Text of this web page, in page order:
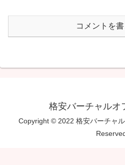
コメントを
格安バーチャルオ
Copyright © 2022 格安バーチャ